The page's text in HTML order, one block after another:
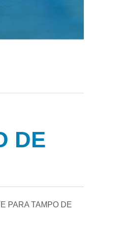
DE
PARA TAMPO DE